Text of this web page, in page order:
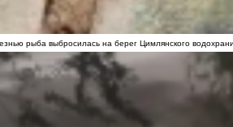
рыба выбросилась на берег Цимлянского